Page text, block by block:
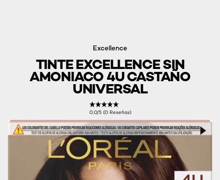
Excellence
TINTE EXCELLENCE SIN
AMONIACO 4U CASTAÑO
UNIVERSAL
0,0/5 (0 Reseñas)